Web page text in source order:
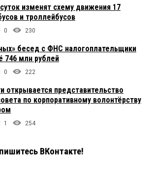
изменят схему движения 17
и троллейбусов
0 230
бесед с ФНС налогоплательщики
746 млн рублей
0 222
открывается представительство
по корпоративному волонтёрству
1 254
ВКонтакте!